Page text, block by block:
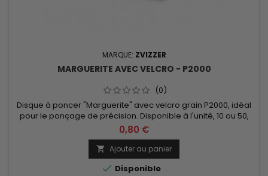
MARQUE: ZVIZZER
MARGUERITE AVEC VELCRO - P2000
(0)
Disque à poncer "Marguerite" avec velcro grain P2000, idéal
pour le ponçage de précision. Disponible à l'unité, 10 ou 50,
diamètre 35mm.
0,80 €
 Ajouter au panier
 Disponible